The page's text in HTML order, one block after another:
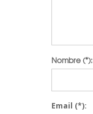
Nombre(*):
Email (*):